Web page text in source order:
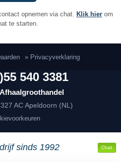
Chat
opnemen via chat. Klik hier om
te starten.
» Privacyverklaring
AC Apeldoorn (NL)
540 3381
sinds 1992